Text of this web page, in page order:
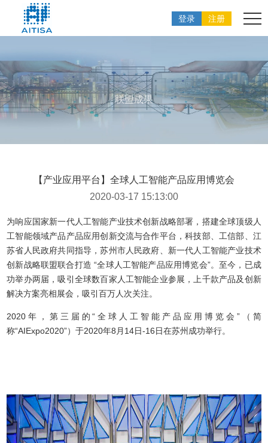
登录 注册
联盟成果
【产业应用平台】全球人工智能产品应用博览会
2020-03-17 15:13:00
为响应国家新一代人工智能产业技术创新战略部署，搭建全球顶级人
工智能领域产品产品应用创新交流与合作平台，科技部、工信部、江
苏省人民政府共同指导，苏州市人民政府、新一代人工智能产业技术
创新战略联盟联合打造 “全球人工智能产品应用博览会”。至今，已成
功举办两届，吸引全球数百家人工智能企业参展，上千款产品及创新
解决方案亮相展会，吸引百万人次关注。
2020年，第三届的“全球人工智能产品应用博览会”（简
称“AIExpo2020”）于2020年8月14日-16日在苏州成功举行。